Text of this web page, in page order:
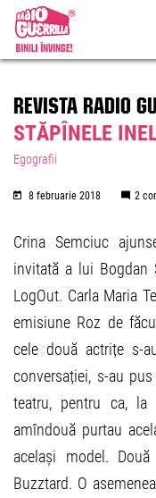
REVISTA RADIO
STĂPÎNELE
Egografii
8 februarie 2018 2
Crina Semciuc
invitată a lui Bogdan
LogOut. Carla Maria
emisiune Roz de
cele două actrițe s-
conversației, s-au
teatru, pentru ca,
amîndouă purtau
același model.
Buzztard. O